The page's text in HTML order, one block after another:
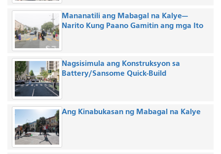
Mananatili ang Mabagal na Kalye—
Narito Kung Paano Gamitin ang mga Ito
Nagsisimula ang Konstruksyon sa
Battery/Sansome Quick-Build
Ang Kinabukasan ng Mabagal na Kalye